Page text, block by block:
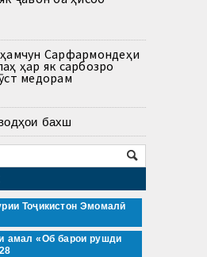
Сарфармондеҳи
ҳар як сарбозро
медорам
бахш
Тоҷикистон Эмомалӣ
амал «Об барои рушди